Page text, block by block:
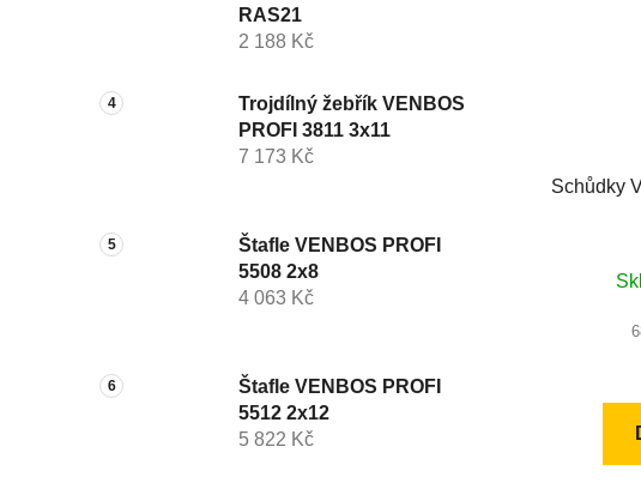
RAS21
2 188 Kč
Trojdílný žebřík VENBOS
PROFI 3811 3x11
7 173 Kč
Štafle VENBOS PROFI
5508 2x8
4 063 Kč
Štafle VENBOS PROFI
5512 2x12
5 822 Kč
Schůdky